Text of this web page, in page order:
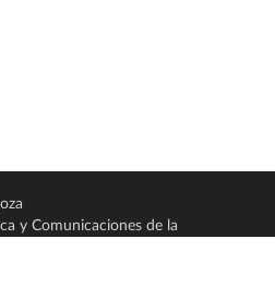
y Comunicaciones de la